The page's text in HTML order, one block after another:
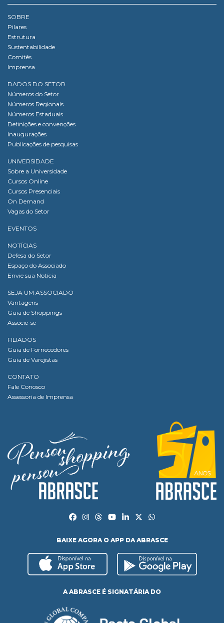
SOBRE
Pilares
Estrutura
Sustentabilidade
Comitês
Imprensa
DADOS DO SETOR
Números do Setor
Números Regionais
Números Estaduais
Definições e convenções
Inaugurações
Publicações de pesquisas
UNIVERSIDADE
Sobre a Universidade
Cursos Online
Cursos Presenciais
On Demand
Vagas do Setor
EVENTOS
NOTÍCIAS
Defesa do Setor
Espaço do Associado
Envie sua Notícia
SEJA UM ASSOCIADO
Vantagens
Guia de Shoppings
Associe-se
FILIADOS
Guia de Fornecedores
Guia de Varejistas
CONTATO
Fale Conosco
Assessoria de Imprensa
BAIXE AGORA O APP DA ABRASCE
A ABRASCE É SIGNATÁRIA DO